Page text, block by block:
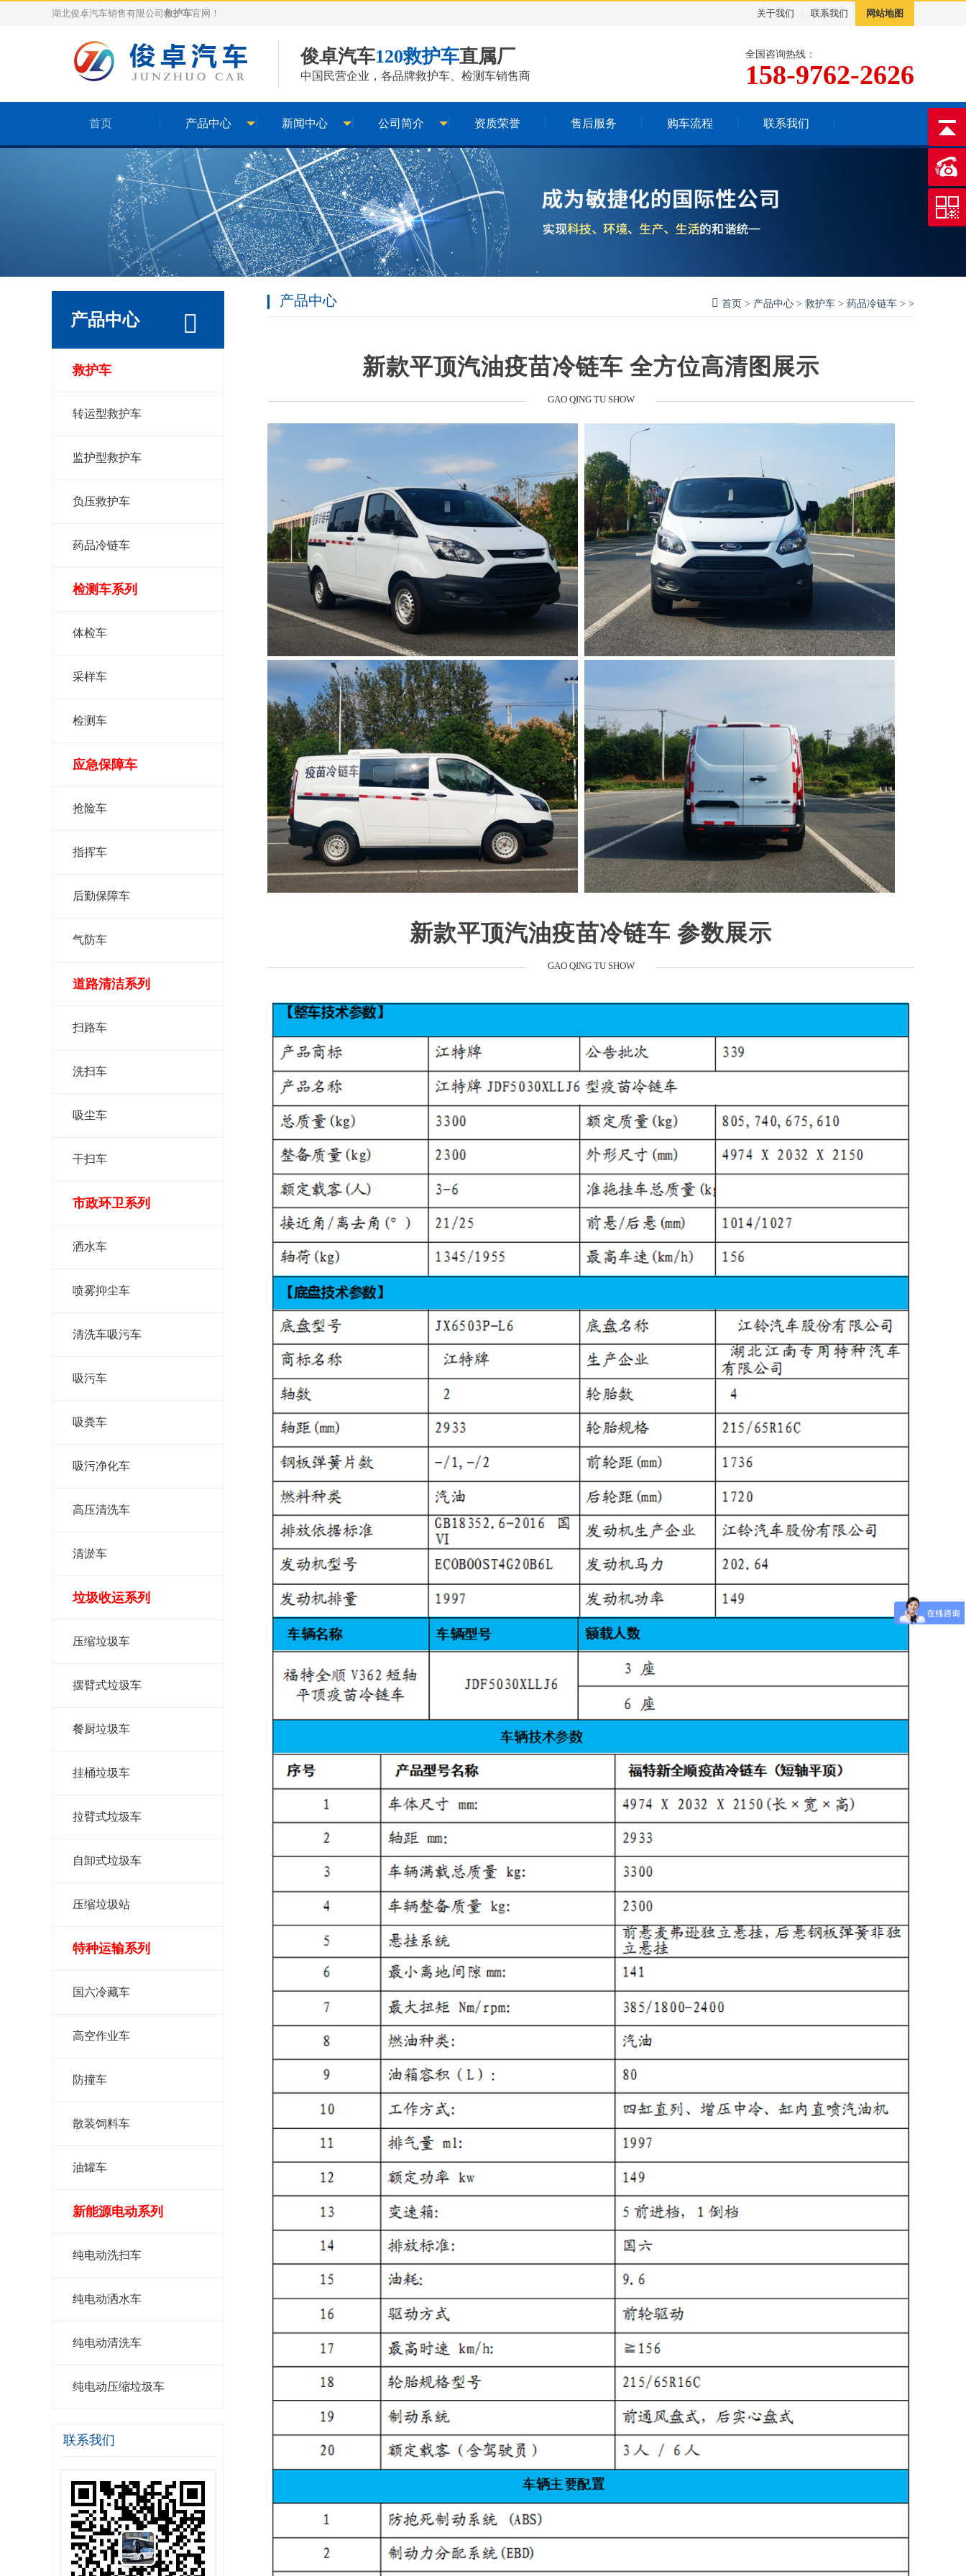
关于我们 联系我们 网站地图
湖北俊卓汽车销售有限公司 救护车官网！
俊卓汽车120救护车直属厂
中国民营企业，各品牌救护车 检测车销售商
全国咨询热线：
158-9762-2626
首页 产品中心 新闻中心 公司简介 资质荣誉 售后服务 购车流程 联系我们
产品中心
救护车
转运型救护车
监护型救护车
负压救护车
药品冷链车
检测车系列
体检车
采样车
检测车
应急保障车
抢险车
指挥车
后勤保障车
气防车
道路清洁系列
扫路车
洗扫车
吸尘车
干扫车
市政环卫系列
洒水车
喷雾抑尘车
清洗车吸污车
吸污车
吸粪车
吸污净化车
高压清洗车
清淤车
垃圾收运系列
压缩垃圾车
摆臂式垃圾车
餐厨垃圾车
挂桶垃圾车
拉臂式垃圾车
自卸式垃圾车
压缩垃圾站
特种运输系列
国六冷藏车
高空作业车
防撞车
散装饲料车
油罐车
新能源电动系列
纯电动洗扫车
纯电动洒水车
纯电动清洗车
纯电动压缩垃圾车
联系我们
首页 > 产品中心 > 救护车 > 药品冷链车 > >
产品中心
新款平顶汽油疫苗冷链车 全方位高清图展示
GAO QING TU SHOW
新款平顶汽油疫苗冷链车 参数展示
GAO QING TU SHOW